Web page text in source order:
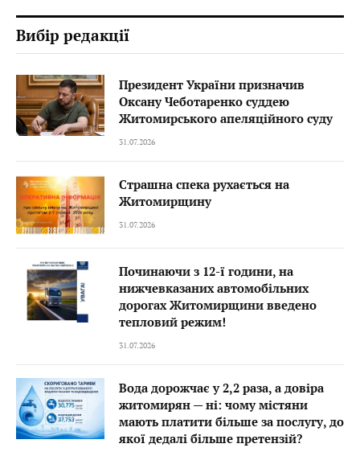
Вибір редакції
Президент України призначив
Оксану Чеботаренко суддею
Житомирського апеляційного суду
31.07.2026
Страшна спека рухається на
Житомирщину
31.07.2026
Починаючи з 12-ї години, на
нижчевказаних автомобільних
дорогах Житомирщини введено
тепловий режим!
31.07.2026
Вода дорожчає у 2,2 раза, а довіра
житомирян — ні: чому містяни
мають платити більше за послугу, до
якої дедалі більше претензій?